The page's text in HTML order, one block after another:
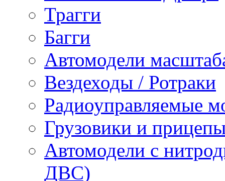
Трагги
Багги
Автомодели
Вездеходы / Ротраки
Радиоуправляемые
Грузовики и
Автомодели с
ДВС)